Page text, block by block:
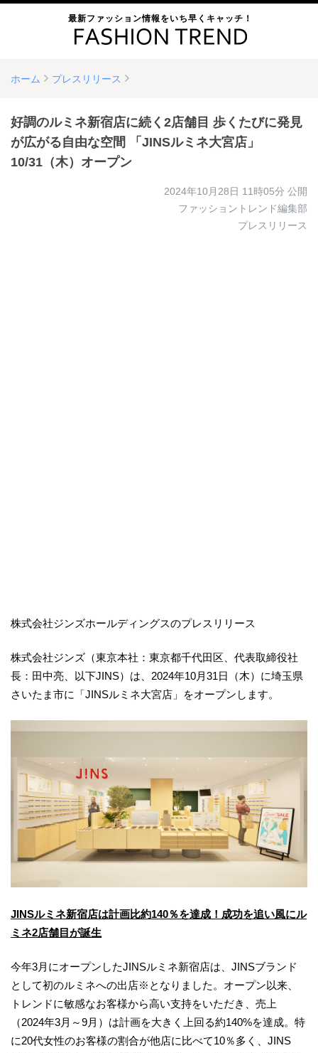
最新ファッション情報をいち早くキャッチ！
ホーム プレスリリース
好調のルミネ新宿店に続く2店舗目 歩くたびに発見
が広がる自由な空間 「JINSルミネ大宮店」
10/31（木）オープン
2024年10月28日 11時05分 公開
ファッショントレンド編集部
プレスリリース
株式会社ジンズホールディングスのプレスリリース
株式会社ジンズ（東京本社：東京都千代田区、代表取締役社
長：田中亮、以下JINS）は、2024年10月31日（木）に埼玉県
さいたま市に「JINSルミネ大宮店」をオープンします。
JINSルミネ新宿店は計画比約140％を達成！成功を追い風にル
ミネ2店舗目が誕生
今年3月にオープンしたJINSルミネ新宿店は、JINSブランド
として初のルミネへの出店※となりました。オープン以来、
トレンドに敏感なお客様から高い支持をいただき、売上
（2024年3月～9月）は計画を大きく上回る約140%を達成。特
に20代女性のお客様の割合が他店に比べて10％多く、JINS